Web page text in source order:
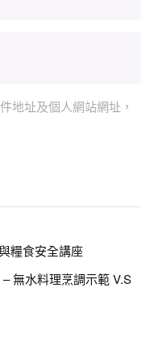
地址及個人網站網址，
糧食安全講座
無水料理烹調示範 V.S